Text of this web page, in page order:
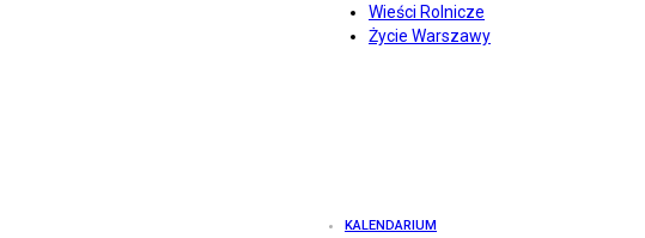
Wieści Rolnicze
Życie Warszawy
KALENDARIUM